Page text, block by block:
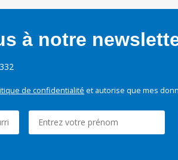
à notre
de confidentialité et autorise que mes